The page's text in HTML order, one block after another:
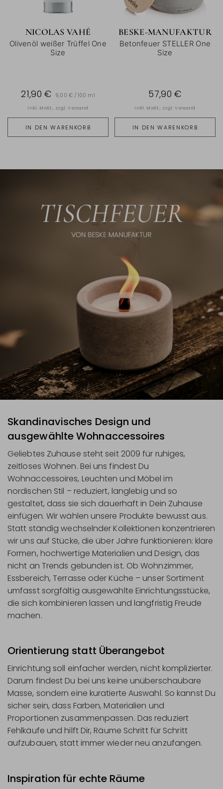
NICOLAS VAHÉ
Olivenöl weißer Trüffel One
Size
IN DEN WARENKORB
21,90 € 9,00 € / 100 ml
inkl. MwSt., zzgl.Versand
BESKE-MANUFAKTUR
Betonfeuer STELLER One
Size
IN DEN WARENKORB
57,90 €
inkl. MwSt., zzgl.Versand
Skandinavisches Design und
ausgewählte Wohnaccessoires
Geliebtes Zuhause steht seit 2009 für ruhiges,
zeitloses Wohnen. Bei uns findest Du
Wohnaccessoires, Leuchten und Möbel im
nordischen Stil – reduziert, langlebig und so
gestaltet, dass sie sich dauerhaft in Dein Zuhause
einfügen. Wir wählen unsere Produkte bewusst aus.
Statt ständig wechselnder Kollektionen konzentrieren
wir uns auf Stücke, die über Jahre funktionieren: klare
Formen, hochwertige Materialien und Design, das
nicht an Trends gebunden ist. Ob Wohnzimmer,
Essbereich, Terrasse oder Küche – unser Sortiment
umfasst sorgfältig ausgewählte Einrichtungsstücke,
die sich kombinieren lassen und langfristig Freude
machen.
Orientierung statt Überangebot
Einrichtung soll einfacher werden, nicht komplizierter.
Darum findest Du bei uns keine unüberschaubare
Masse, sondern eine kuratierte Auswahl. So kannst Du
sicher sein, dass Farben, Materialien und
Proportionen zusammenpassen. Das reduziert
Fehlkäufe und hilft Dir, Räume Schritt für Schritt
aufzubauen, statt immer wieder neu anzufangen.
Inspiration für echte Räume